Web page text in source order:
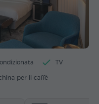
TV
per il caffè